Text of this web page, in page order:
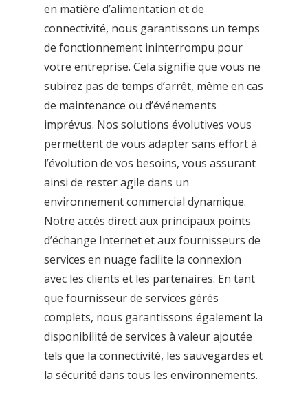
en matière d’alimentation et de
connectivité, nous garantissons un temps
de fonctionnement ininterrompu pour
votre entreprise. Cela signifie que vous ne
subirez pas de temps d’arrêt, même en cas
de maintenance ou d’événements
imprévus. Nos solutions évolutives vous
permettent de vous adapter sans effort à
l’évolution de vos besoins, vous assurant
ainsi de rester agile dans un
environnement commercial dynamique.
Notre accès direct aux principaux points
d’échange Internet et aux fournisseurs de
services en nuage facilite la connexion
avec les clients et les partenaires. En tant
que fournisseur de services gérés
complets, nous garantissons également la
disponibilité de services à valeur ajoutée
tels que la connectivité, les sauvegardes et
la sécurité dans tous les environnements.